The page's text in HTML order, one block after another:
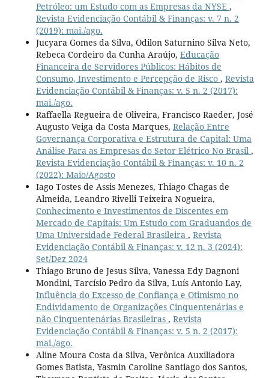
Petróleo: um Estudo com as Empresas da NYSE ,
Revista Evidenciação Contábil & Finanças: v. 7 n. 2
(2019): mai./ago.
Jucyara Gomes da Silva, Odilon Saturnino Silva Neto,
Rebeca Cordeiro da Cunha Araújo, Educação
Financeira de Servidores Públicos: Hábitos de
Consumo, Investimento e Percepção de Risco , Revista
Evidenciação Contábil & Finanças: v. 5 n. 2 (2017):
mai./ago.
Raffaella Regueira de Oliveira, Francisco Raeder, José
Augusto Veiga da Costa Marques, Relação Entre
Governança Corporativa e Estrutura de Capital: Uma
Análise Para as Empresas do Setor Elétrico No Brasil ,
Revista Evidenciação Contábil & Finanças: v. 10 n. 2
(2022): Maio/Agosto
Iago Tostes de Assis Menezes, Thiago Chagas de
Almeida, Leandro Rivelli Teixeira Nogueira,
Conhecimento e Investimentos de Discentes em
Mercado de Capitais: Um Estudo com Graduandos de
Uma Universidade Federal Brasileira , Revista
Evidenciação Contábil & Finanças: v. 12 n. 3 (2024):
Set/Dez 2024
Thiago Bruno de Jesus Silva, Vanessa Edy Dagnoni
Mondini, Tarcísio Pedro da Silva, Luís Antonio Lay,
Influência do Excesso de Confiança e Otimismo no
Endividamento de Organizações Cinquentenárias e
não Cinquentenárias Brasileiras , Revista
Evidenciação Contábil & Finanças: v. 5 n. 2 (2017):
mai./ago.
Aline Moura Costa da Silva, Verônica Auxiliadora
Gomes Batista, Yasmin Caroline Santiago dos Santos,